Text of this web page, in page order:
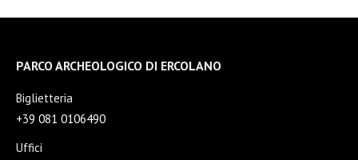
PARCO ARCHEOLOGICO DI ERCOLANO
Biglietteria
+39 081 0106490
Uffici